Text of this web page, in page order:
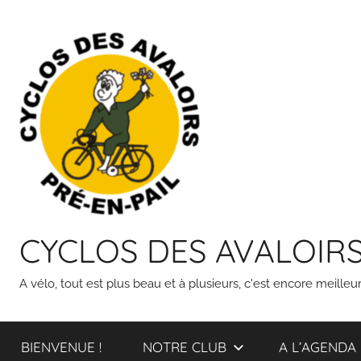
content
CYCLOS DES
A vélo, tout est plus beau et à plusieurs, c'est encore
BIENVENUE ! NOTRE CLUB A L’AGENDA